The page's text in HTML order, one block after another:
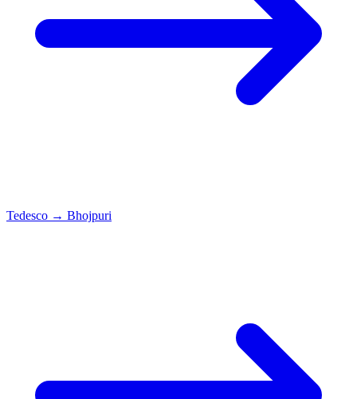
Tedesco → Bhojpuri